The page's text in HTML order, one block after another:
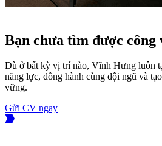
Bạn chưa tìm được công
Dù ở bất kỳ vị trí nào, Vĩnh Hưng luôn
năng lực, đồng hành cùng đội ngũ và
vững.
Gửi CV ngay